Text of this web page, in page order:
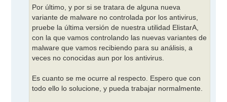
Por último, y por si se tratara de alguna nueva
variante de malware no controlada por los antivirus,
pruebe la última versión de nuestra utilidad ElistarA,
con la que vamos controlando las nuevas variantes de
malware que vamos recibiendo para su análisis, a
veces no conocidas aun por los antivirus.
Es cuanto se me ocurre al respecto. Espero que con
todo ello lo solucione, y pueda trabajar normalmente.